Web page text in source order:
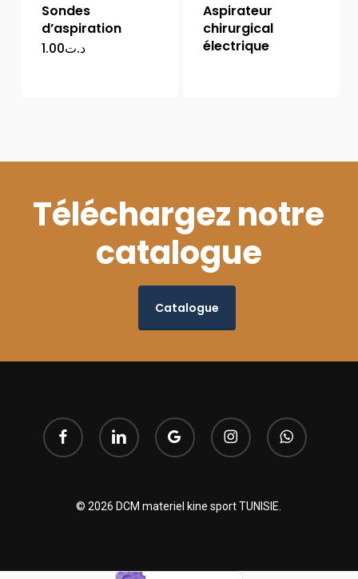
Sondes
d’aspiration
د.ت1.00
Aspirateur
chirurgical
électrique
Téléchargez notre
catalogue
Catalogue
facebook linkedin
google-
plus
instagram whatsapp
© 2026 DCM materiel kine sport TUNISIE.